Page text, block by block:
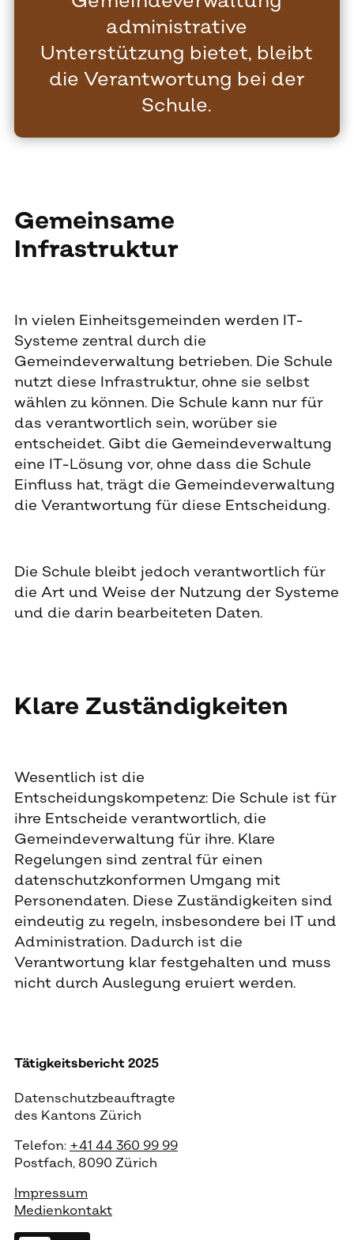
administrative
Unterstützung bietet, bleibt
die Verantwortung bei der
Schule.
Gemeinsame
Infrastruktur
In vielen Einheitsgemeinden werden IT-
Systeme zentral durch die
Gemeindeverwaltung betrieben. Die Schule
nutzt diese Infrastruktur, ohne sie selbst
wählen zu können. Die Schule kann nur für
das verantwortlich sein, worüber sie
entscheidet. Gibt die Gemeindeverwaltung
eine IT-Lösung vor, ohne dass die Schule
Einfluss hat, trägt die Gemeindeverwaltung
die Verantwortung für diese Entscheidung.
Die Schule bleibt jedoch verantwortlich für
die Art und Weise der Nutzung der Systeme
und die darin bearbeiteten Daten.
Klare Zuständigkeiten
Wesentlich ist die
Entscheidungskompetenz: Die Schule ist für
ihre Entscheide verantwortlich, die
Gemeindeverwaltung für ihre. Klare
Regelungen sind zentral für einen
datenschutzkonformen Umgang mit
Personendaten. Diese Zuständigkeiten sind
eindeutig zu regeln, insbesondere bei IT und
Administration. Dadurch ist die
Verantwortung klar festgehalten und muss
nicht durch Auslegung eruiert werden.
Tätigkeitsbericht 2025
Datenschutzbeauftragte
des Kantons Zürich
Telefon: +41 44 360 99 99
Postfach, 8090 Zürich
Impressum
Medienkontakt